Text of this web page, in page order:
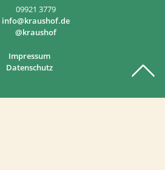
09921 3779
info@kraushof.de
@kraushof
Impressum
Datenschutz